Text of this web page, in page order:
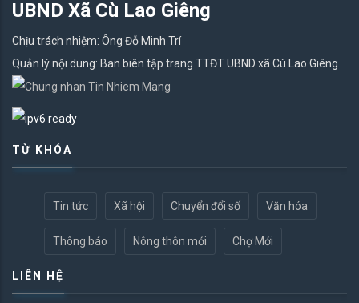
UBND Xã Cù Lao Giêng
Chịu trách nhiệm: Ông Đỗ Minh Trí
Quản lý nội dung: Ban biên tập trang TTĐT UBND xã Cù Lao Giêng
TỪ KHÓA
Tin tức Xã hội Chuyển đổi số Văn hóa
Thông báo Nông thôn mới Chợ Mới
LIÊN HỆ